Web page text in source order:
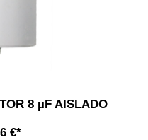
8 µF AISLADO
€*